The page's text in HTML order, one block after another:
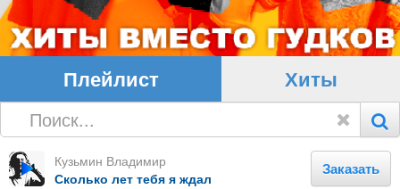
Плейлист Хиты
Кузьмин Владимир
Сколько лет тебя я ждал
Заказать